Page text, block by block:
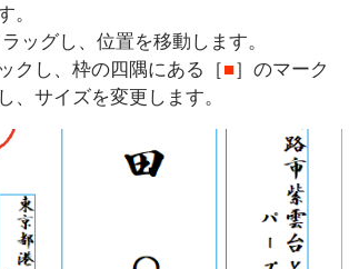
。
ッグし、位置を移動します。
クし、枠の四隅にある［■］のマーク
、サイズを変更します。